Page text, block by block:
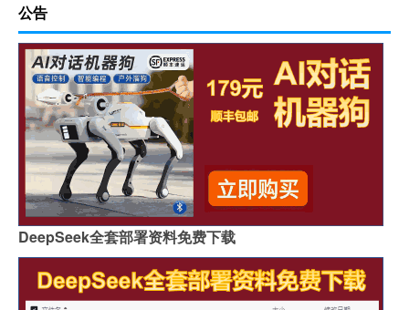
公告
DeepSeek全套部署资料免费下载